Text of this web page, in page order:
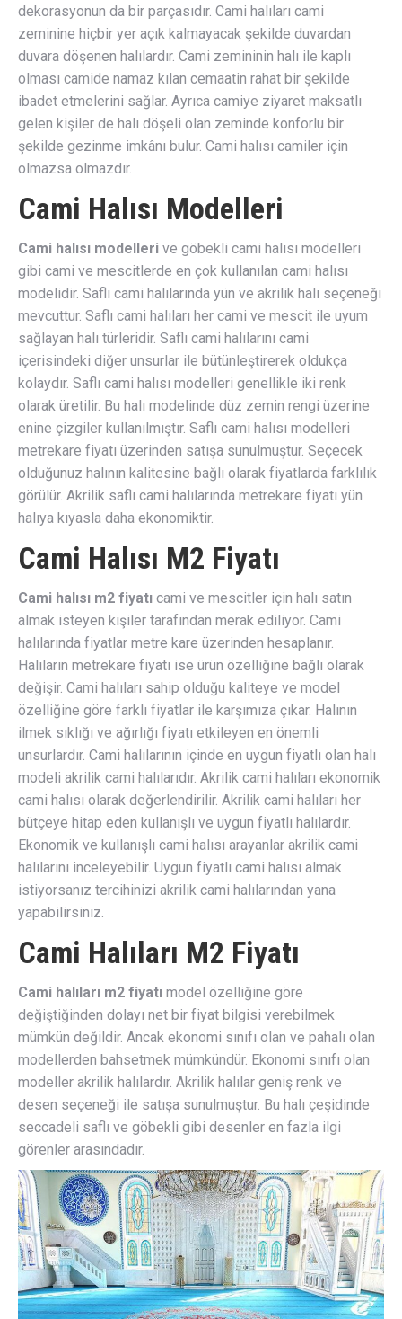
dekorasyonun da bir parçasıdır. Cami halıları cami
zeminine hiçbir yer açık kalmayacak şekilde duvardan
duvara döşenen halılardır. Cami zemininin halı ile kaplı
olması camide namaz kılan cemaatin rahat bir şekilde
ibadet etmelerini sağlar. Ayrıca camiye ziyaret maksatlı
gelen kişiler de halı döşeli olan zeminde konforlu bir
şekilde gezinme imkânı bulur. Cami halısı camiler için
olmazsa olmazdır.
Cami Halısı Modelleri
Cami halısı modelleri ve göbekli cami halısı modelleri
gibi cami ve mescitlerde en çok kullanılan cami halısı
modelidir. Saflı cami halılarında yün ve akrilik halı seçeneği
mevcuttur. Saflı cami halıları her cami ve mescit ile uyum
sağlayan halı türleridir. Saflı cami halılarını cami
içerisindeki diğer unsurlar ile bütünleştirerek oldukça
kolaydır. Saflı cami halısı modelleri genellikle iki renk
olarak üretilir. Bu halı modelinde düz zemin rengi üzerine
enine çizgiler kullanılmıştır. Saflı cami halısı modelleri
metrekare fiyatı üzerinden satışa sunulmuştur. Seçecek
olduğunuz halının kalitesine bağlı olarak fiyatlarda farklılık
görülür. Akrilik saflı cami halılarında metrekare fiyatı yün
halıya kıyasla daha ekonomiktir.
Cami Halısı M2 Fiyatı
Cami halısı m2 fiyatı cami ve mescitler için halı satın
almak isteyen kişiler tarafından merak ediliyor. Cami
halılarında fiyatlar metre kare üzerinden hesaplanır.
Halıların metrekare fiyatı ise ürün özelliğine bağlı olarak
değişir. Cami halıları sahip olduğu kaliteye ve model
özelliğine göre farklı fiyatlar ile karşımıza çıkar. Halının
ilmek sıklığı ve ağırlığı fiyatı etkileyen en önemli
unsurlardır. Cami halılarının içinde en uygun fiyatlı olan halı
modeli akrilik cami halılarıdır. Akrilik cami halıları ekonomik
cami halısı olarak değerlendirilir. Akrilik cami halıları her
bütçeye hitap eden kullanışlı ve uygun fiyatlı halılardır.
Ekonomik ve kullanışlı cami halısı arayanlar akrilik cami
halılarını inceleyebilir. Uygun fiyatlı cami halısı almak
istiyorsanız tercihinizi akrilik cami halılarından yana
yapabilirsiniz.
Cami Halıları M2 Fiyatı
Cami halıları m2 fiyatı model özelliğine göre
değiştiğinden dolayı net bir fiyat bilgisi verebilmek
mümkün değildir. Ancak ekonomi sınıfı olan ve pahalı olan
modellerden bahsetmek mümkündür. Ekonomi sınıfı olan
modeller akrilik halılardır. Akrilik halılar geniş renk ve
desen seçeneği ile satışa sunulmuştur. Bu halı çeşidinde
seccadeli saflı ve göbekli gibi desenler en fazla ilgi
görenler arasındadır.